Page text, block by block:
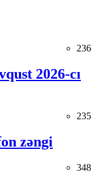
236
2026-cı
235
zəngi
348